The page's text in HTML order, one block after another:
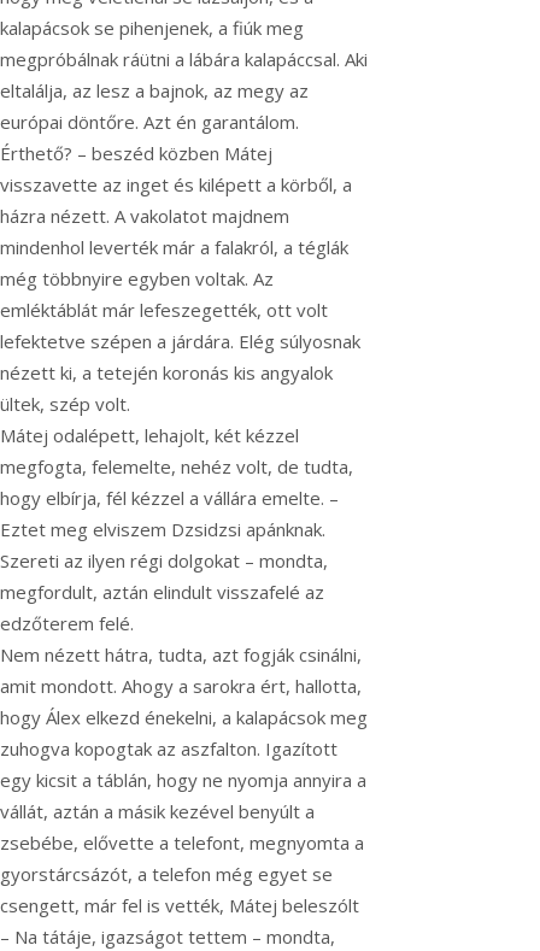
kalapácsok se pihenjenek, a fiúk meg
megpróbálnak ráütni a lábára kalapáccsal. Aki
eltalálja, az lesz a bajnok, az megy az
európai döntőre. Azt én garantálom.
Érthető? – beszéd közben Mátej
visszavette az inget és kilépett a körből, a
házra nézett. A vakolatot majdnem
mindenhol leverték már a falakról, a téglák
még többnyire egyben voltak. Az
emléktáblát már lefeszegették, ott volt
lefektetve szépen a járdára. Elég súlyosnak
nézett ki, a tetején koronás kis angyalok
ültek, szép volt.
Mátej odalépett, lehajolt, két kézzel
megfogta, felemelte, nehéz volt, de tudta,
hogy elbírja, fél kézzel a vállára emelte. –
Eztet meg elviszem Dzsidzsi apánknak.
Szereti az ilyen régi dolgokat – mondta,
megfordult, aztán elindult visszafelé az
edzőterem felé.
Nem nézett hátra, tudta, azt fogják csinálni,
amit mondott. Ahogy a sarokra ért, hallotta,
hogy Álex elkezd énekelni, a kalapácsok meg
zuhogva kopogtak az aszfalton. Igazított
egy kicsit a táblán, hogy ne nyomja annyira a
vállát, aztán a másik kezével benyúlt a
zsebébe, elővette a telefont, megnyomta a
gyorstárcsázót, a telefon még egyet se
csengett, már fel is vették, Mátej beleszólt
– Na tátáje, igazságot tettem – mondta,